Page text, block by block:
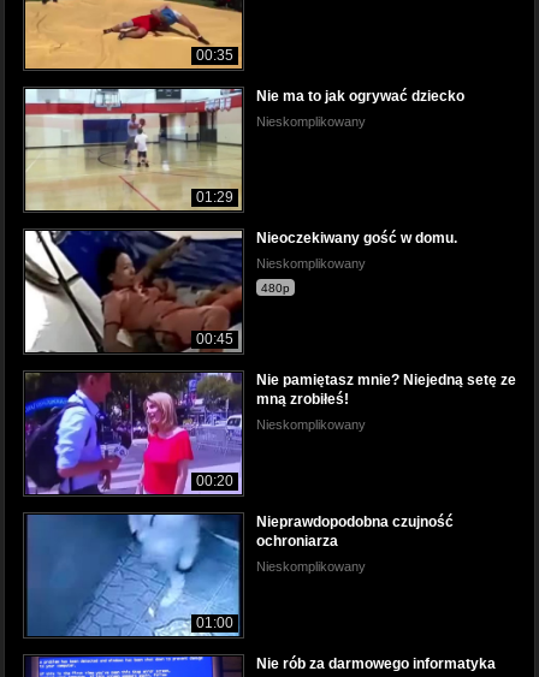
00:35
01:29
Nie ma to jak ogrywać dziecko
Nieskomplikowany
00:45
Nieoczekiwany gość w domu.
Nieskomplikowany
480p
00:20
Nie pamiętasz mnie? Niejedną setę ze
mną zrobiłeś!
Nieskomplikowany
01:00
Nieprawdopodobna czujność
ochroniarza
Nieskomplikowany
Nie rób za darmowego informatyka